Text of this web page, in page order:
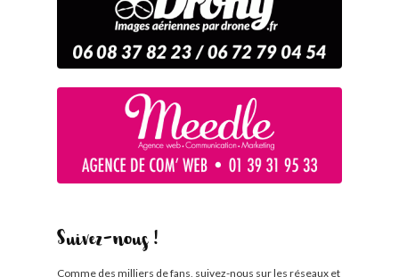
Suivez-nous !
Comme des milliers de fans, suivez-nous sur les réseaux et